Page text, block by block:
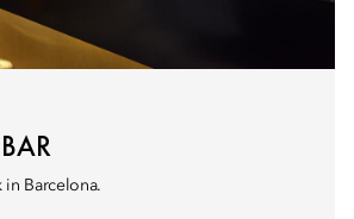
in Barcelona.